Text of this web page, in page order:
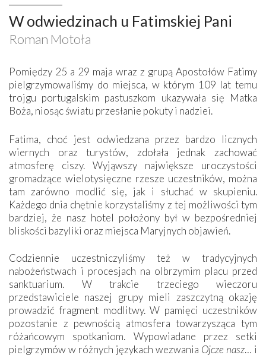
W odwiedzinach u Fatimskiej Pani
Roman Motoła
Pomiędzy 25 a 29 maja wraz z grupą Apostołów Fatimy
pielgrzymowaliśmy do miejsca, w którym 109 lat temu
trojgu portugalskim pastuszkom ukazywała się Matka
Boża, niosąc światu przesłanie pokuty i nadziei.
Fatima, choć jest odwiedzana przez bardzo licznych
wiernych oraz turystów, zdołała jednak zachować
atmosferę ciszy. Wyjąwszy największe uroczystości
gromadzące wielotysięczne rzesze uczestników, można
tam zarówno modlić się, jak i słuchać w skupieniu.
Każdego dnia chętnie korzystaliśmy z tej możliwości tym
bardziej, że nasz hotel położony był w bezpośredniej
bliskości bazyliki oraz miejsca Maryjnych objawień.
Codziennie uczestniczyliśmy też w tradycyjnych
nabożeństwach i procesjach na olbrzymim placu przed
sanktuarium. W trakcie trzeciego wieczoru
przedstawiciele naszej grupy mieli zaszczytną okazję
prowadzić fragment modlitwy. W pamięci uczestników
pozostanie z pewnością atmosfera towarzysząca tym
różańcowym spotkaniom. Wypowiadane przez setki
pielgrzymów w różnych językach wezwania Ojcze nasz… i